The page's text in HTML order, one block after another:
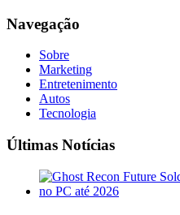
Navegação
Sobre
Marketing
Entretenimento
Autos
Tecnologia
Últimas Notícias